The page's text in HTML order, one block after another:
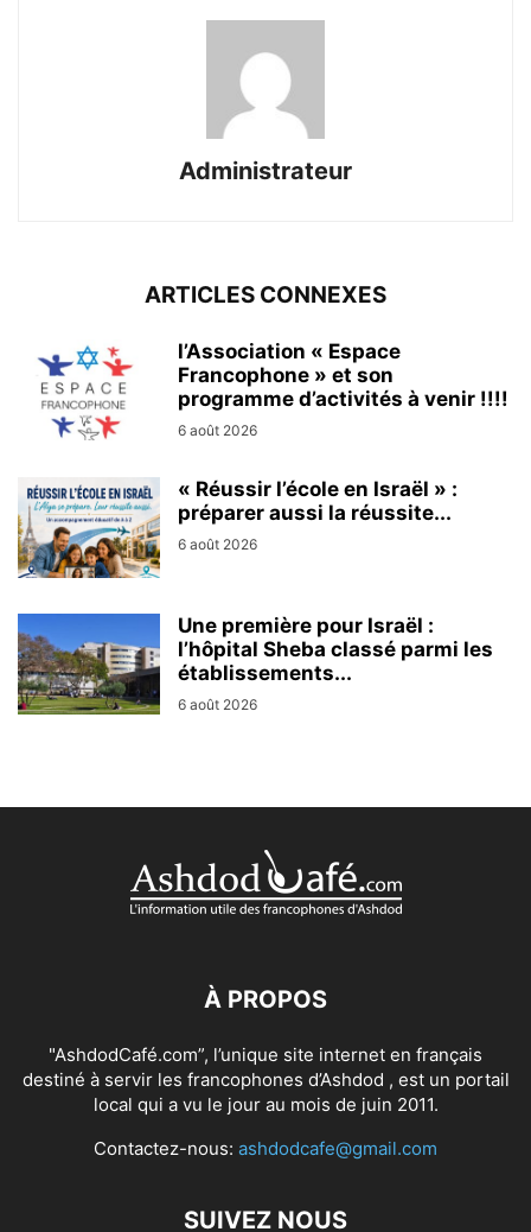
Administrateur
ARTICLES CONNEXES
l’Association « Espace
Francophone » et son
programme d’activités à venir !!!!
6 août 2026
« Réussir l’école en Israël » :
préparer aussi la réussite...
6 août 2026
Une première pour Israël :
l’hôpital Sheba classé parmi les
établissements...
6 août 2026
À PROPOS
"AshdodCafé.com”, l’unique site internet en français
destiné à servir les francophones d’Ashdod , est un portail
local qui a vu le jour au mois de juin 2011.
Contactez-nous: ashdodcafe@gmail.com
SUIVEZ NOUS